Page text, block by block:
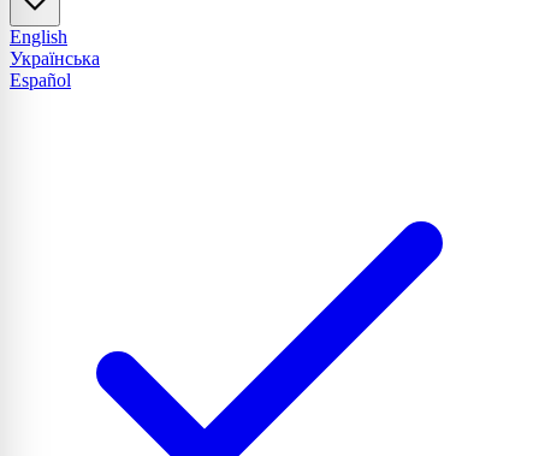
English
Українська
Español